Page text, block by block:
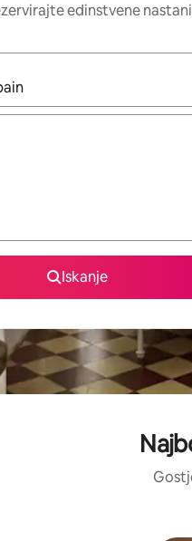
edinstvene
na voljo, krmarite s
Iskanje